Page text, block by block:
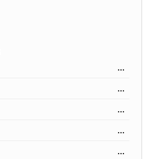
...
...
...
...
...